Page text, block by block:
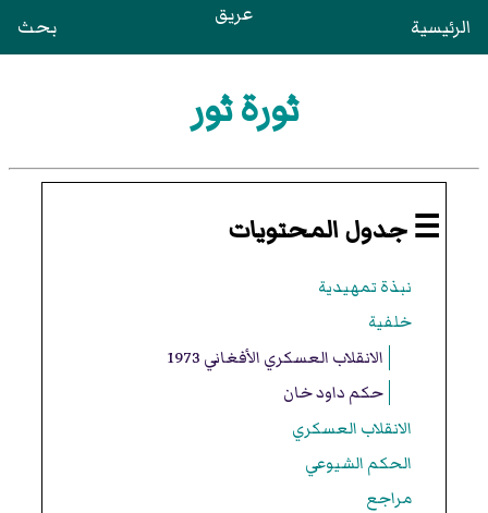
الرئيسية عريق بحث
ثورة ثور
☰ جدول المحتويات
نبذة تمهيدية
خلفية
الانقلاب العسكري الأفغاني 1973
حكم داود خان
الانقلاب العسكري
الحكم الشيوعي
مراجع